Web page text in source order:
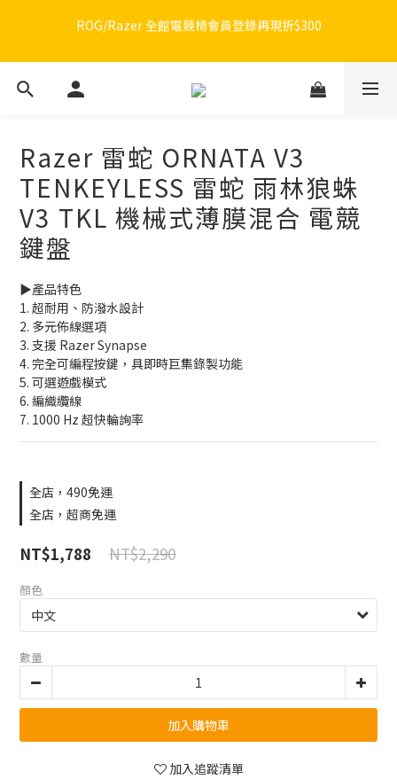
🔥品牌限定滿額折🔥ROG周邊滿1500折100 / 2500折200 / 3000折
🔥品牌限定滿額折🔥ROG周邊滿1500折100 / 2500折200 / 3000折
🔥品牌加碼滿額折🔥Razer周邊滿1500折100 / 2500折200 / 3000
ROG/Razer 全館電競椅會員登錄再現折$300
🔥品牌限定滿額折🔥ROG周邊滿1500折100 / 2500折200 / 3000折
300
Razer 雷蛇 ORNATA V3
TENKEYLESS 雷蛇 雨林狼蛛
V3 TKL 機械式薄膜混合 電競
鍵盤
▶️產品特色
1. 超耐用、防潑水設計
2. 多元佈線選項
3. 支援 Razer Synapse
4. 完全可編程按鍵，具即時巨集錄製功能
5. 可選遊戲模式
6. 編織纜線
7. 1000 Hz 超快輪詢率
全店，490免運
全店，超商免運
NT$2,290
NT$1,788
顏色
數量
加入購物車
加入追蹤清單